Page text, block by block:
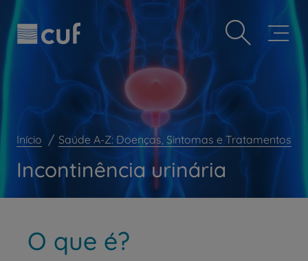
Observação:
este
site
inclui
um
acessibilidade.
Passar
para
conteúdo
principal
Prevenção e bem-estar
Grandes Áreas da Saúde
Serviços CUF
Plano +CUF
My CUF
Clientes e acompanhantes
CUF Academic Center
Para profissionais
Contacte-nos
Início Saúde A-Z: Doenças, Sintomas e Tratamentos
Incontinência urinária
O que é?